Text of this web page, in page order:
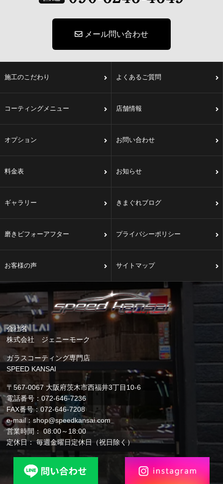
メール問い合わせ
施工のこだわり よくあるご質問
コーティングメニュー 店舗情報
オプション お問い合わせ
料金表 お知らせ
ギャラリー きまぐれブログ
磨きビフォーアフター プライバシーポリシー
お客様の声 サイトマップ
会社名
株式会社 ジェニーモーク
ガラスコーティング専門店
SPEED KANSAI
〒567-0067 大阪府茨木市西福井3丁目10-6
電話番号：072-646-7236
FAX番号：072-646-7208
e-mail：shop@speedkansai.com
営業時間： 08:00～18:00
定休日： 毎週金曜日定休日（祝日除く）